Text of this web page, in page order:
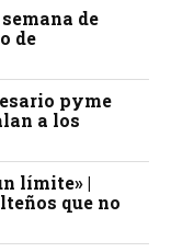
de
de
pyme
a los
límite» |
que no